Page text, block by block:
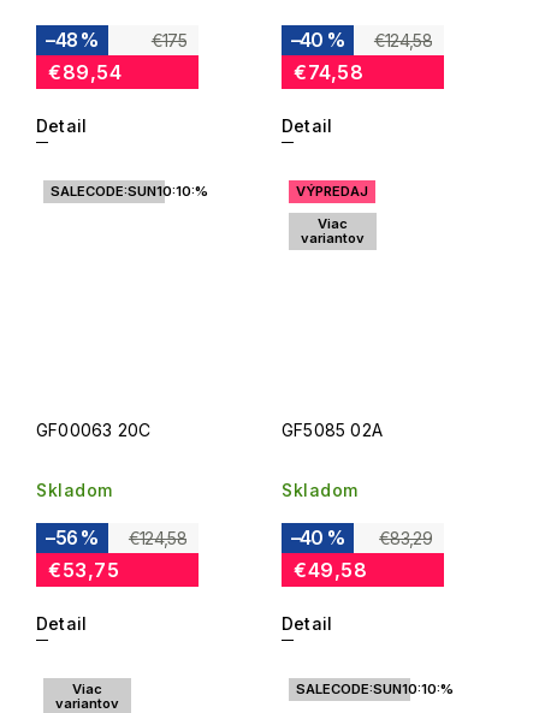
€175
–48 %
€89,54
Detail
€124,58
–40 %
€74,58
Detail
SALECODE:SUN10:10:%
GF00063 20C
Skladom
€124,58
–56 %
€53,75
Detail
VÝPREDAJ
Viac
variantov
GF5085 02A
Skladom
€83,29
–40 %
€49,58
Detail
Viac
variantov
SALECODE:SUN10:10:%